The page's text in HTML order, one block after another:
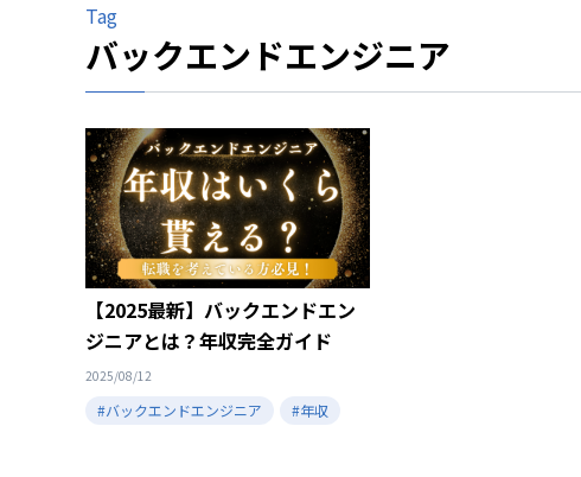
Tag
バックエンドエンジニア
【2025最新】バックエンドエン
ジニアとは？年収完全ガイド
2025/08/12
#バックエンドエンジニア #年収